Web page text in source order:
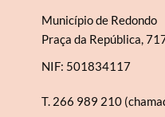
Município de Redondo
Praça da República,
NIF: 501834117
T. 266 989 210